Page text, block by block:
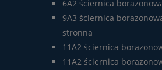
6A2 ściernica
9A3 ściernica
stronna
11A2 ściernica
11A2 ściernica